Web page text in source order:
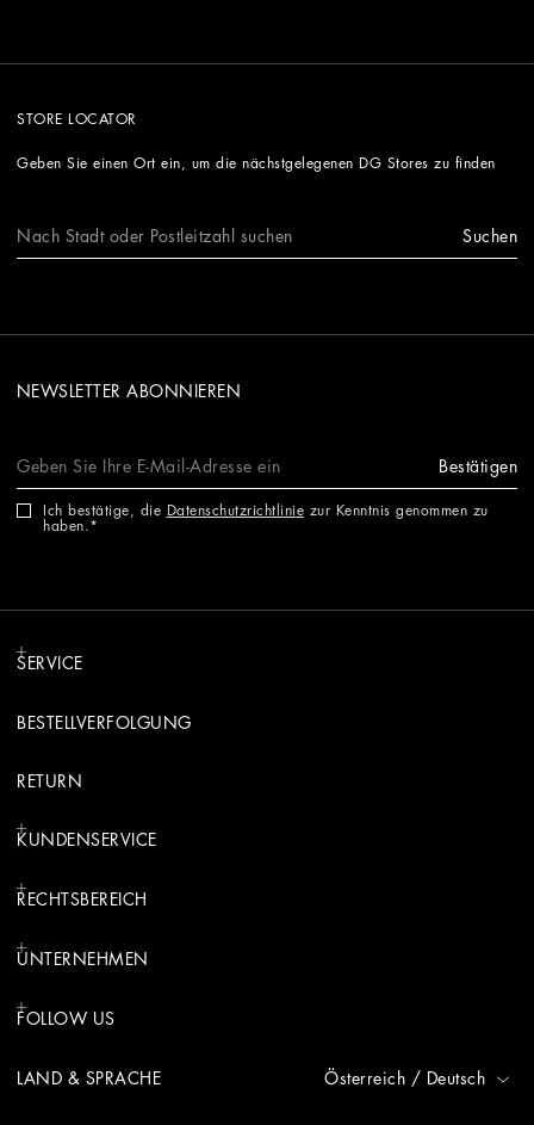
STORE LOCATOR
Geben Sie einen Ort ein, um die nächstgelegenen DG Stores zu finden
Suchen
NEWSLETTER ABONNIEREN
Bestätigen
Ich bestätige, die Datenschutzrichtlinie zur Kenntnis genommen zu
haben.
SERVICE
BESTELLVERFOLGUNG
RETURN
KUNDENSERVICE
RECHTSBEREICH
UNTERNEHMEN
FOLLOW US
LAND & SPRACHE Österreich / Deutsch